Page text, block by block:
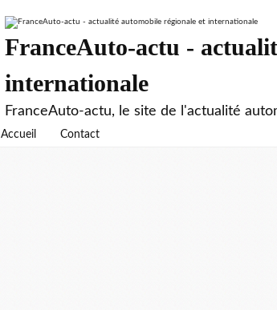
FranceAuto-actu -
internationale
FranceAuto-actu, le site de l'actualité
Accueil Contact